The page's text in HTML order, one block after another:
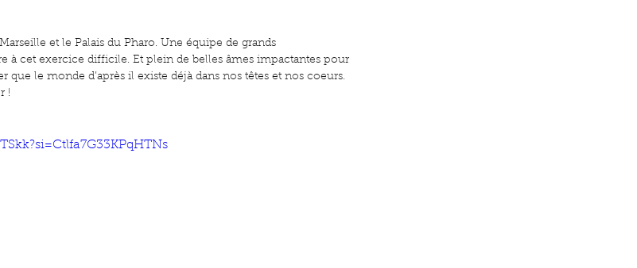
et le Palais du Pharo. Une équipe de grands
à cet exercice difficile. Et plein de belles âmes impactantes pour
que le monde d’après il existe déjà dans nos têtes et nos coeurs.
!